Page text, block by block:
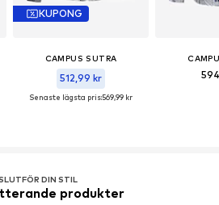
KUPONG
CAMPUS SUTRA
512,99 kr
Senaste lägsta pris:569,99 kr
DIN STIL
produkter